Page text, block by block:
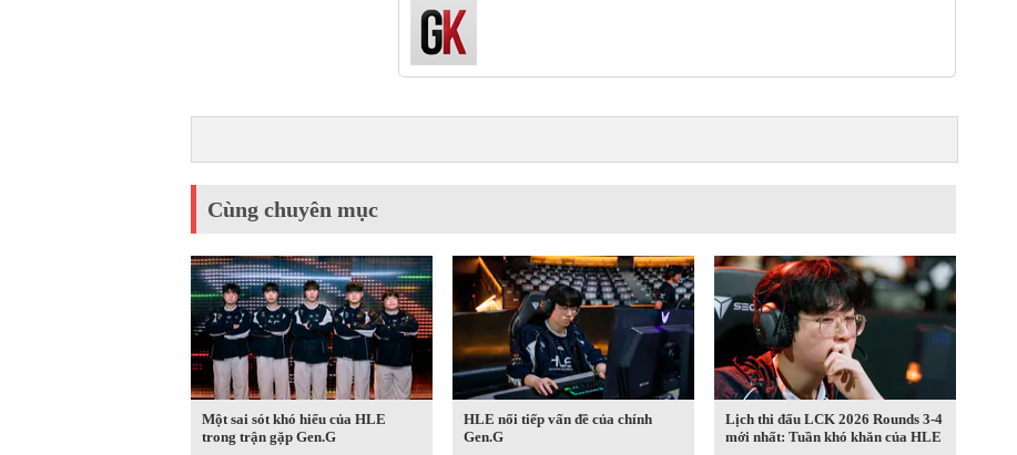
Cùng chuyên mục
Một sai sót khó hiểu của HLE
trong trận gặp Gen.G
HLE nối tiếp vấn đề của chính
Gen.G
Lịch thi đấu LCK 2026 Rounds 3-4
mới nhất: Tuần khó khăn của HLE